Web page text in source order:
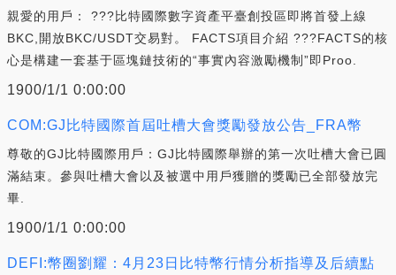
親愛的用戶： ???比特國際數字資產平臺創投區即將首發上線
BKC,開放BKC/USDT交易對。 FACTS項目介紹 ???FACTS的核
心是構建一套基于區塊鏈技術的“事實內容激勵機制”即Proo.
1900/1/1 0:00:00
COM:GJ比特國際首屆吐槽大會獎勵發放公告_FRA幣
尊敬的GJ比特國際用戶：GJ比特國際舉辦的第一次吐槽大會已圓
滿結束。參與吐槽大會以及被選中用戶獲贈的獎勵已全部發放完
畢.
1900/1/1 0:00:00
DEFI:幣圈劉耀：4月23日比特幣行情分析指導及后續點